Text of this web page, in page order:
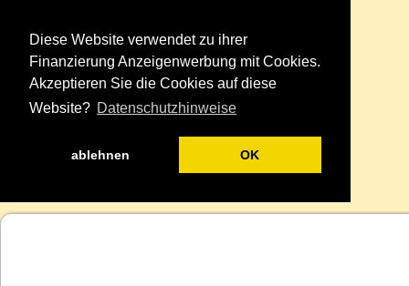
Diese Website verwendet zu ihrer
Finanzierung Anzeigenwerbung mit Cookies.
Akzeptieren Sie die Cookies auf diese
Website? Datenschutzhinweise
ablehnen OK